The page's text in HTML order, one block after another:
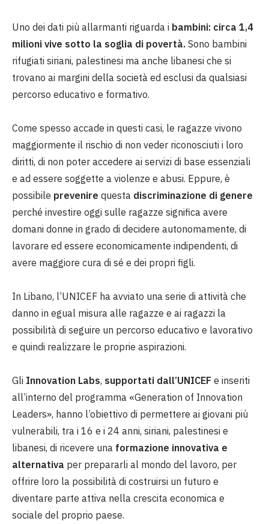
Uno dei dati più allarmanti riguarda i bambini: circa 1,4
milioni vive sotto la soglia di povertà. Sono bambini
rifugiati siriani, palestinesi ma anche libanesi che si
trovano ai margini della società ed esclusi da qualsiasi
percorso educativo e formativo.
Come spesso accade in questi casi, le ragazze vivono
maggiormente il rischio di non veder riconosciuti i loro
diritti, di non poter accedere ai servizi di base essenziali
e ad essere soggette a violenze e abusi. Eppure, è
possibile prevenire questa discriminazione di genere
perché investire oggi sulle ragazze significa avere
domani donne in grado di decidere autonomamente, di
lavorare ed essere economicamente indipendenti, di
avere maggiore cura di sé e dei propri figli.
In Libano, l’UNICEF ha avviato una serie di attività che
danno in egual misura alle ragazze e ai ragazzi la
possibilità di seguire un percorso educativo e lavorativo
e quindi realizzare le proprie aspirazioni.
Gli Innovation Labs, supportati dall’UNICEF e inseriti
all’interno del programma «Generation of Innovation
Leaders», hanno l’obiettivo di permettere ai giovani più
vulnerabili, tra i 16 e i 24 anni, siriani, palestinesi e
libanesi, di ricevere una formazione innovativa e
alternativa per prepararli al mondo del lavoro, per
offrire loro la possibilità di costruirsi un futuro e
diventare parte attiva nella crescita economica e
sociale del proprio paese.